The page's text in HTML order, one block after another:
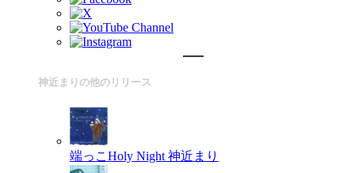
神近まりの他のリリース
端っこHoly Night 神近まり